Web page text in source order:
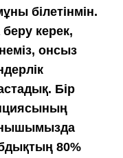
білетінмін.
керек,
онсыз
Бір
80%